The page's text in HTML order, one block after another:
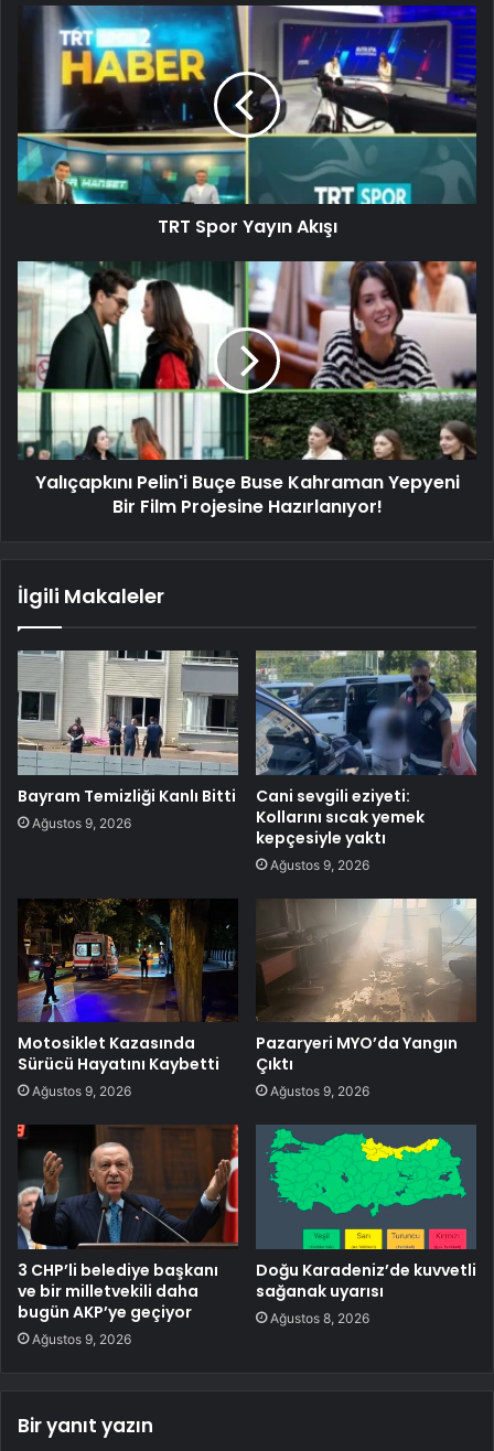
TRT Spor Yayın Akışı
Yalıçapkını Pelin'i Buçe Buse Kahraman Yepyeni
Bir Film Projesine Hazırlanıyor!
İlgili Makaleler
Bayram Temizliği Kanlı Bitti
Ağustos 9, 2026
Cani sevgili eziyeti:
Kollarını sıcak yemek
kepçesiyle yaktı
Ağustos 9, 2026
Motosiklet Kazasında
Sürücü Hayatını Kaybetti
Ağustos 9, 2026
Pazaryeri MYO’da Yangın
Çıktı
Ağustos 9, 2026
3 CHP’li belediye başkanı
ve bir milletvekili daha
bugün AKP’ye geçiyor
Ağustos 9, 2026
Doğu Karadeniz’de kuvvetli
sağanak uyarısı
Ağustos 8, 2026
Bir yanıt yazın